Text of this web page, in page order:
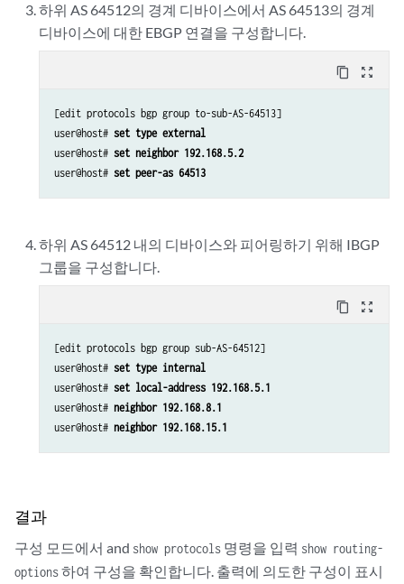
하위 AS 64512의 경계 디바이스에서 AS 64513의 경계
디바이스에 대한 EBGP 연결을 구성합니다.
content_copy zoom_out_map
[edit protocols bgp group to-sub-AS-64513]
user@host# set type external
user@host# set neighbor 192.168.5.2
user@host# set peer-as 64513
하위 AS 64512 내의 디바이스와 피어링하기 위해 IBGP
그룹을 구성합니다.
content_copy zoom_out_map
[edit protocols bgp group sub-AS-64512]
user@host# set type internal
user@host# set local-address 192.168.5.1
user@host# neighbor 192.168.8.1
user@host# neighbor 192.168.15.1
결과
구성 모드에서 and show protocols 명령을 입력 show routing-
options하여 구성을 확인합니다. 출력에 의도한 구성이 표시